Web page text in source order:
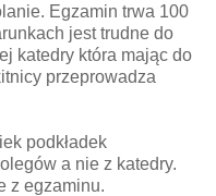
Egzamin trwa 100
jest trudne do
katedry która mając do
przeprowadza
podkładek
a nie z katedry.
z egzaminu.